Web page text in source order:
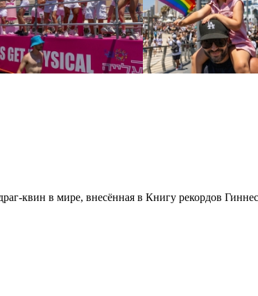
квин в мире, внесённая в Книгу рекордов